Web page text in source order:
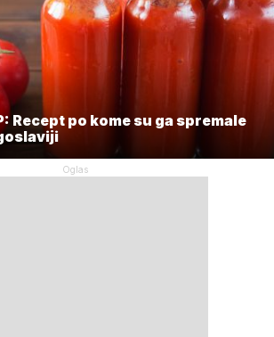
Recept po kome su ga spremale